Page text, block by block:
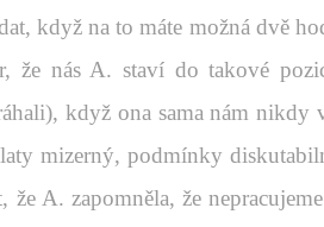
když na to máte možná dvě
že nás A. staví do takové
když ona sama nám
mizerný, podmínky
že A. zapomněla, že